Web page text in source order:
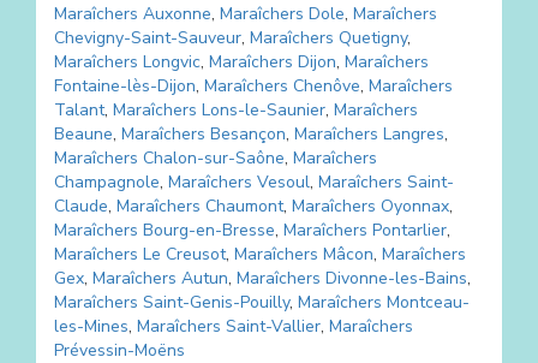
Maraîchers Auxonne, Maraîchers Dole, Maraîchers
Chevigny-Saint-Sauveur, Maraîchers Quetigny,
Maraîchers Longvic, Maraîchers Dijon, Maraîchers
Fontaine-lès-Dijon, Maraîchers Chenôve, Maraîchers
Talant, Maraîchers Lons-le-Saunier, Maraîchers
Beaune, Maraîchers Besançon, Maraîchers Langres,
Maraîchers Chalon-sur-Saône, Maraîchers
Champagnole, Maraîchers Vesoul, Maraîchers Saint-
Claude, Maraîchers Chaumont, Maraîchers Oyonnax,
Maraîchers Bourg-en-Bresse, Maraîchers Pontarlier,
Maraîchers Le Creusot, Maraîchers Mâcon, Maraîchers
Gex, Maraîchers Autun, Maraîchers Divonne-les-Bains,
Maraîchers Saint-Genis-Pouilly, Maraîchers Montceau-
les-Mines, Maraîchers Saint-Vallier, Maraîchers
Prévessin-Moëns